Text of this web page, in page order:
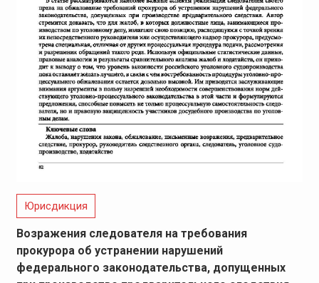
Юрисдикция
Возражения следователя на требования
прокурора об устранении нарушений
федерального законодательства, допущенных